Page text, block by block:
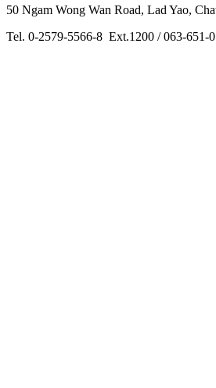
50 Ngam Wong Wan Road, Lad Yao,
Tel. 0-2579-5566-8 Ext.1200 / 063-651-